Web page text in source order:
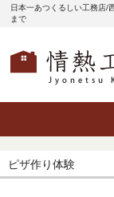
日本一あつくるしい工務店/
まで
ピザ作り体験